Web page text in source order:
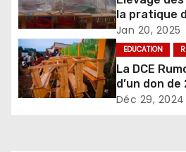
la pratique
Jan 20, 2025
EDUCATION
La DCE
d’un don
de la part
Déc 29, 2024